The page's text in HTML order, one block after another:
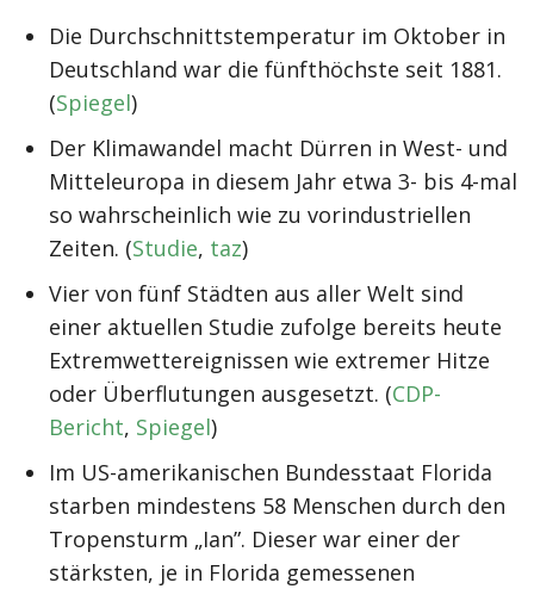
Die Durchschnittstemperatur im Oktober in
Deutschland war die fünfthöchste seit 1881.
(Spiegel)
Der Klimawandel macht Dürren in West- und
Mitteleuropa in diesem Jahr etwa 3- bis 4-mal
so wahrscheinlich wie zu vorindustriellen
Zeiten. (Studie, taz)
Vier von fünf Städten aus aller Welt sind
einer aktuellen Studie zufolge bereits heute
Extremwettereignissen wie extremer Hitze
oder Überflutungen ausgesetzt. (CDP-
Bericht, Spiegel)
Im US-amerikanischen Bundesstaat Florida
starben mindestens 58 Menschen durch den
Tropensturm „Ian”. Dieser war einer der
stärksten, je in Florida gemessenen